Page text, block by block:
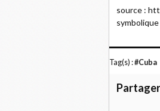
source :
symbolique
Tag(s) :#Cuba